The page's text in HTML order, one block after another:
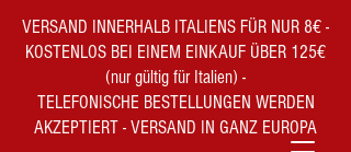
VERSAND INNERHALB ITALIENS FÜR NUR 8€ -
KOSTENLOS BEI EINEM EINKAUF ÜBER 125€
(nur gültig für Italien) -
TELEFONISCHE BESTELLUNGEN WERDEN
AKZEPTIERT - VERSAND IN GANZ EUROPA